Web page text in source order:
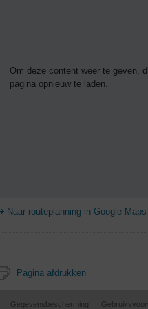
Om deze content weer te geven,
pagina opnieuw te laden.
Naar routeplanning in Google Maps
Pagina afdrukken
Gegevensbescherming